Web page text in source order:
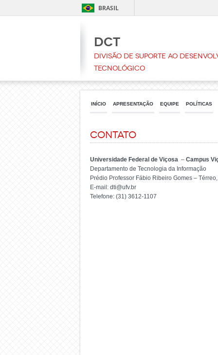
BRASIL
DCT
Divisão de Suporte ao
Tecnológico
INÍCIO APRESENTAÇÃO EQUIPE POLÍTICAS
Contato
Universidade Federal de Viçosa – Campus
Departamento de Tecnologia da Informação
Prédio Professor Fábio Ribeiro Gomes –
E-mail: dti@ufv.br
Telefone: (31) 3612-1107